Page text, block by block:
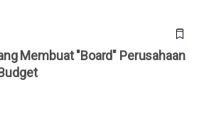
Membuat "Board" Perusahaan